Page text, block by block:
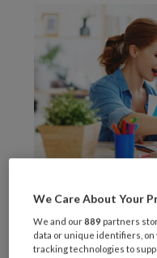
Beeld: AdobeStock
Te
We Care About Your
We and our889 partners
data or unique identifiers,
tracking technologies to